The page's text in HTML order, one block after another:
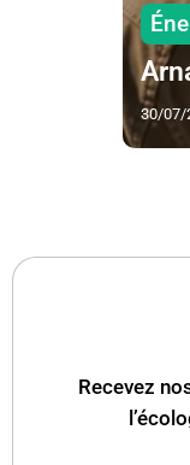
30/07/
Recevez